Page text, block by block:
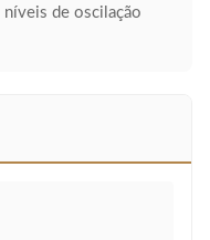
níveis de oscilação